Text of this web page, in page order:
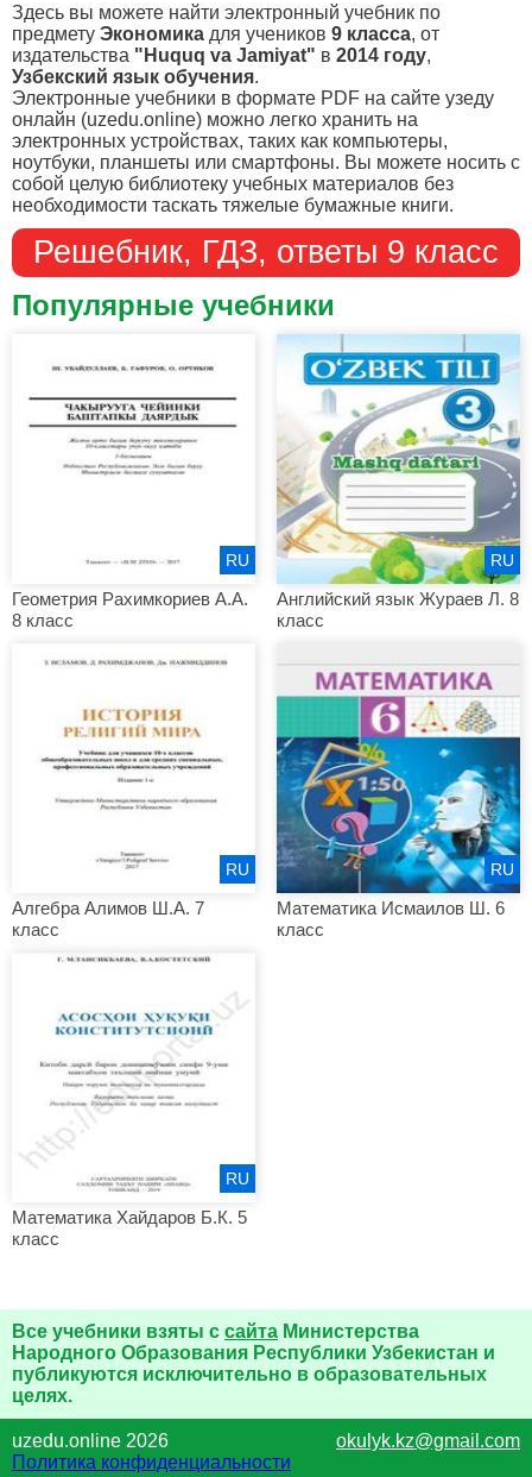
Здесь вы можете найти электронный учебник по
предмету Экономика для учеников 9 класса, от
издательства "Huquq va Jamiyat" в 2014 году,
Узбекский язык обучения.
Электронные учебники в формате PDF на сайте узеду
онлайн (uzedu.online) можно легко хранить на
электронных устройствах, таких как компьютеры,
ноутбуки, планшеты или смартфоны. Вы можете носить с
собой целую библиотеку учебных материалов без
необходимости таскать тяжелые бумажные книги.
Решебник, ГДЗ, ответы 9 класс
Популярные учебники
Геометрия Рахимкориев А.А.
8 класс
RU
Английский язык Жураев Л. 8
класс
RU
Алгебра Алимов Ш.А. 7
класс
RU
Математика Исмаилов Ш. 6
класс
RU
Математика Хайдаров Б.К. 5
класс
RU
Все учебники взяты с сайта Министерства
Народного Образования Республики Узбекистан и
публикуются исключительно в образовательных
целях.
uzedu.online 2026
okulyk.kz@gmail.com
Политика конфиденциальности